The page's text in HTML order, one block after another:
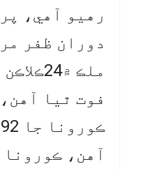
رهيو آهي،
دوران ظفر
فوت ٿيا
آهن،